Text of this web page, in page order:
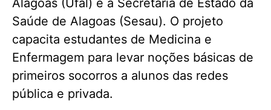
Saúde de Alagoas (Sesau). O projeto
capacita estudantes de Medicina e
Enfermagem para levar noções básicas de
primeiros socorros a alunos das redes
pública e privada.